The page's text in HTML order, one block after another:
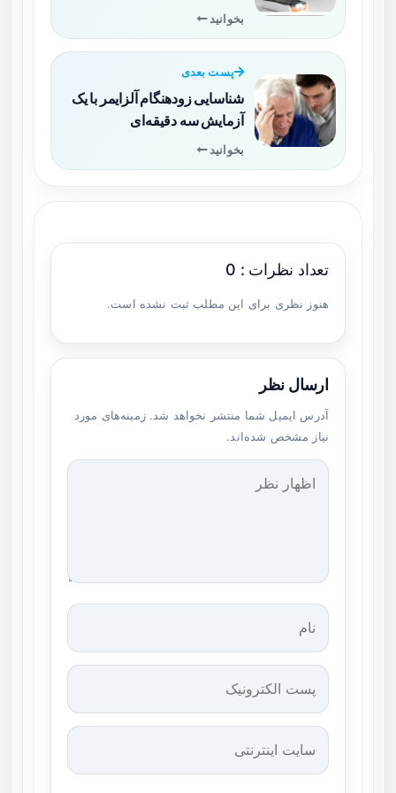
بخوانید
پست بعدی
شناسایی زودهنگام آلزایمر با یک
آزمایش سه دقیقه‌ای
بخوانید
تعداد نظرات : 0
هنوز نظری برای این مطلب ثبت نشده است.
ارسال نظر
آدرس ایمیل شما منتشر نخواهد شد. زمینه‌های مورد
نیاز مشخص شده‌اند.